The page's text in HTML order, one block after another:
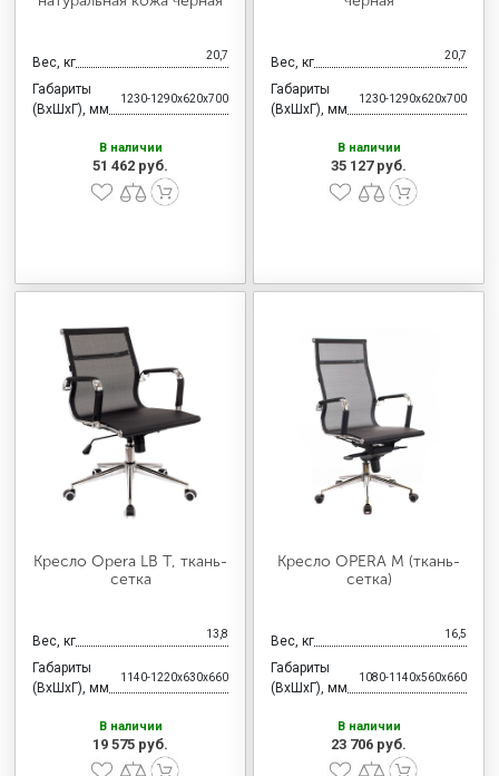
Вес, кг 20,7
Габариты
(ВхШхГ), мм
1230-1290x620x700
В наличии
51 462 руб.
Вес, кг 20,7
Габариты
(ВхШхГ), мм
1230-1290x620x700
В наличии
35 127 руб.
Кресло Opera LB T, ткань-
сетка
Вес, кг 13,8
Габариты
(ВхШхГ), мм
1140-1220x630x660
В наличии
19 575 руб.
Кресло OPERA M (ткань-
сетка)
Вес, кг 16,5
Габариты
(ВхШхГ), мм
1080-1140x560x660
В наличии
23 706 руб.